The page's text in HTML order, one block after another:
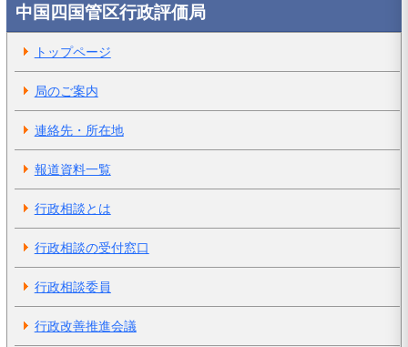
中国四国管区行政評価局
トップページ
局のご案内
連絡先・所在地
報道資料一覧
行政相談とは
行政相談の受付窓口
行政相談委員
行政改善推進会議